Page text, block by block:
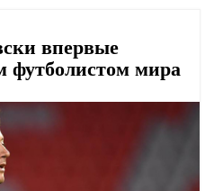
впервые
футболистом мира